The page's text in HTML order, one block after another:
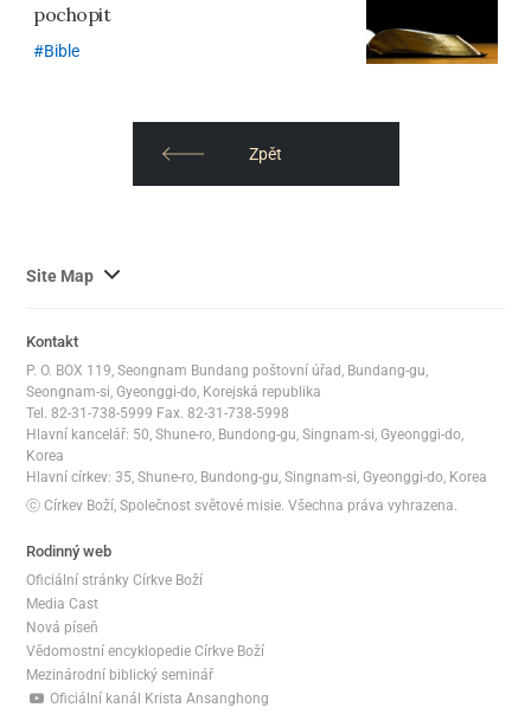
pochopit
Bible
Zpět
Site Map 사
전
체
보
기
Kontakt
P. O. BOX 119, Seongnam Bundang poštovní úřad, Bundang-gu,
Seongnam-si, Gyeonggi-do, Korejská republika
Tel. 82-31-738-5999 Fax. 82-31-738-5998
Hlavní kancelář: 50, Shune-ro, Bundong-gu, Singnam-si, Gyeonggi-do,
Korea
Hlavní církev: 35, Shune-ro, Bundong-gu, Singnam-si, Gyeonggi-do, Korea
ⓒ Církev Boží, Společnost světové misie. Všechna práva vyhrazena.
Rodinný web
Oficiální stránky Církve Boží
Media Cast
Nová píseň
Vědomostní encyklopedie Církve Boží
Mezinárodní biblický seminář
Oficiální kanál Krista Ansanghong